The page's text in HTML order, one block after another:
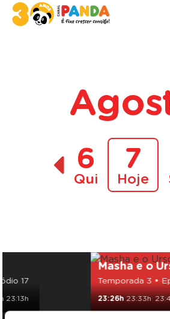
6
Qui
7
Hoje
17
23:13h
Masha e o
Temporada 3 •
23:26h 23:33h